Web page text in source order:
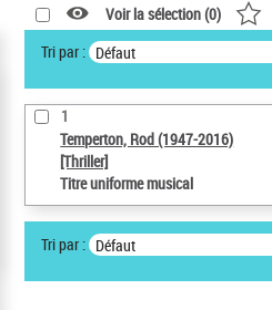
Voir la sélection (0)
Tri par : Défaut
1
Temperton, Rod (1947-2016)
[Thriller]
Titre uniforme musical
Tri par : Défaut